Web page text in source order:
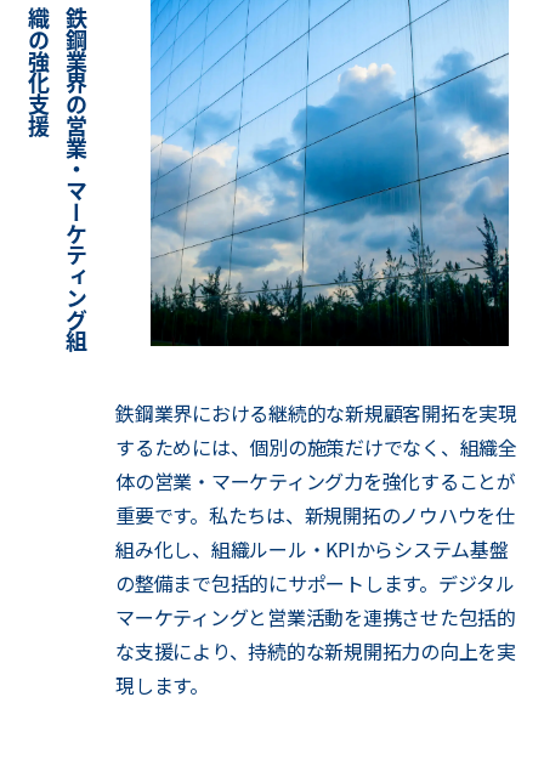
鉄
鋼
業
界
の
営
業
・
マ
ー
ケ
テ
ィ
ン
グ
組
織
の
強
化
支
援
鉄鋼業界における継続的な新規顧客開拓を実現
するためには、個別の施策だけでなく、組織全
体の営業・マーケティング力を強化することが
重要です。私たちは、新規開拓のノウハウを仕
組み化し、組織ルール・KPIからシステム基盤
の整備まで包括的にサポートします。デジタル
マーケティングと営業活動を連携させた包括的
な支援により、持続的な新規開拓力の向上を実
現します。